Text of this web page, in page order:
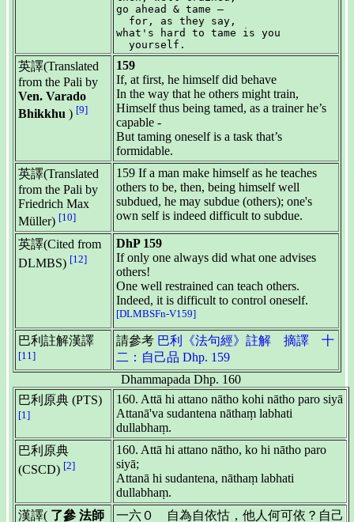
go ahead & tame —
  for, as they say,
what's hard to tame is you
英譯(Translated
from the Pali by
Ven. Varado
Bhikkhu ) [9]
159
If, at first, he himself did behave
In the way that he others might train,
Himself thus being tamed, as a trainer he’s
capable -
But taming oneself is a task that’s
formidable.
英譯(Translated
from the Pali by
Friedrich Max
Müller) [10]
159 If a man make himself as he teaches
others to be, then, being himself well
subdued, he may subdue (others); one's
own self is indeed difficult to subdue.
英譯(Cited from
DLMBS) [12]
DhP 159
If only one always did what one advises
others!
One well restrained can teach others.
Indeed, it is difficult to control oneself.
[DLMBSFn-V159]
巴利註解漢譯
[11]
請參考 巴利《法句經》註解 摘譯 十
二：自己品 Dhp. 159
Dhammapada Dhp. 160
巴利原典 (PTS)
[1]
160. Attā hi attano nātho kohi nātho paro siyā
Attanā'va sudantena nāthaṃ labhati
dullabhaṃ.
巴利原典
(CSCD) [2]
160. Attā hi attano nātho, ko hi nātho paro
siyā;
Attanā hi sudantena, nāthaṃ labhati
dullabhaṃ.
漢譯( 了參 法師
一六０ 自為自依怙，他人何可依？自己